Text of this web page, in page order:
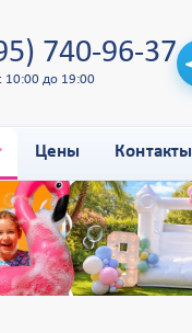
740-96-37
10:00 до 19:00
Цены Контакты